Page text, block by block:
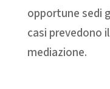
opportune sedi
casi prevedono
mediazione.